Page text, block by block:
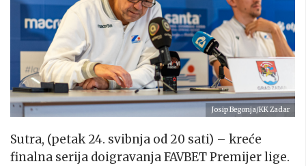
Josip Begonja/KK Zadar
Sutra, (petak 24. svibnja od 20 sati) – kreće
finalna serija doigravanja FAVBET Premijer lige.